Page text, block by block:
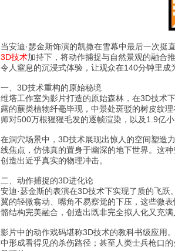
当安迪·瑟金斯饰演的凯撒在雪幕中最后一次挺
3D技术加持下，将动作捕捉与自然景观的融合
令人窒息的沉浸式体验，让观众在140分钟里成
一、3D技术重构的原始秘境
维塔工作室为影片打造的原始森林，在3D技术
露的蕨类植物纤毫毕现，中景处斑驳的树皮纹
师对500万根猩猩毛发的逐帧渲染，以及1.9亿
在洞穴场景中，3D技术展现出惊人的空间塑造
线焦点，仿佛真的置身于幽深的地下世界。这
创造出近乎真实的物理冲击。
二、动作捕捉的3D进化论
安迪·瑟金斯的表演在3D技术下实现了质的飞
翼的轻微翕动、嘴角不易察觉的下压，这些微
骼结构完美融合，创造出既非完全拟人化又充满
影片中的动作戏码堪称3D技术的教科书级应用
中形成看得见的杀伤路径；甚至人类士兵枪口